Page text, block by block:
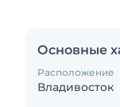
Основные
Расположение
Владивосток